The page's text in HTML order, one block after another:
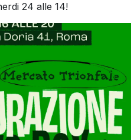
24 alle 14!